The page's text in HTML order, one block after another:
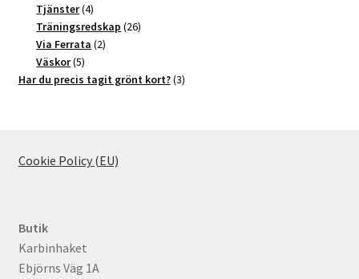
Tjänster 44
produkter
Träningsredskap 2626
Via Ferrata 22
Väskor 55
produkter
Har du precis tagit grönt kort? 33
Cookie Policy (EU)
Butik
Karbinhaket
Ebjörns Väg 1A